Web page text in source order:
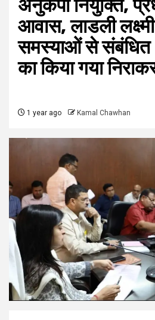
अनुकंपा नियुक्ति,
आवास, लाडली
समस्याओं से
का किया गया
1 year ago Kamal Chawhan